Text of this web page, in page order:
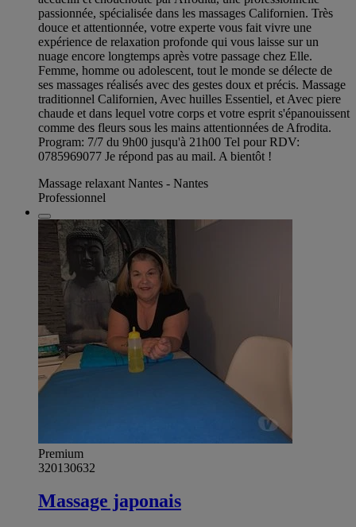
passionnée, spécialisée dans les massages Californien. Très
douce et attentionnée, votre experte vous fait vivre une
expérience de relaxation profonde qui vous laisse sur un
nuage encore longtemps après votre passage chez Elle.
Femme, homme ou adolescent, tout le monde se délecte de
ses massages réalisés avec des gestes doux et précis. Massage
traditionnel Californien, Avec huilles Essentiel, et Avec piere
chaude et dans lequel votre corps et votre esprit s'épanouissent
comme des fleurs sous les mains attentionnées de Afrodita.
Program: 7/7 du 9h00 jusqu'à 21h00 Tel pour RDV:
0785969077 Je répond pas au mail. A bientôt !
Massage relaxant Nantes - Nantes
Professionnel
Premium
320130632
Massage japonais